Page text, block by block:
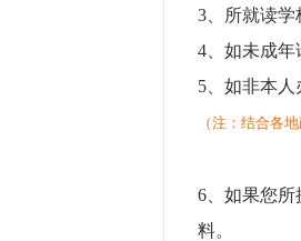
3、所就读学
4、如未成年
5、如非本人
（注：结合各
6、如果您
料。